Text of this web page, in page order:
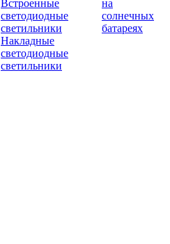
Встроенные
светодиодные
светильники
Накладные
светодиодные
светильники
на
солнечных
батареях